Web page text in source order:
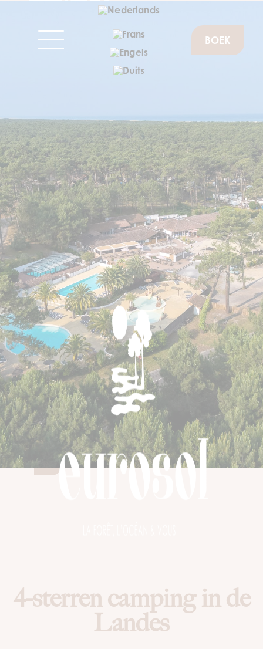
BOEK
Adem de lente
in tussen de
dennenbomen
en de oceaan
op je
kampeerplaats
10% korting op
kale
kampeerplaatsen
met code E-PENT-
26, voor een
verblijf van
minimaal 2
nachten van 22
tot 25 mei,
afhankelijk van
beschikbaarheid.
BOEK
4-sterren camping in de
Landes